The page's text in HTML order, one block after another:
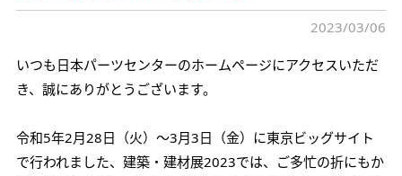
お問合わせ
2023/03/06
いつも日本パーツセンターのホームページにアクセスいただ
き、誠にありがとうございます。
令和5年2月28日（火）〜3月3日（金）に東京ビッグサイト
で行われました、建築・建材展2023では、ご多忙の折にもか